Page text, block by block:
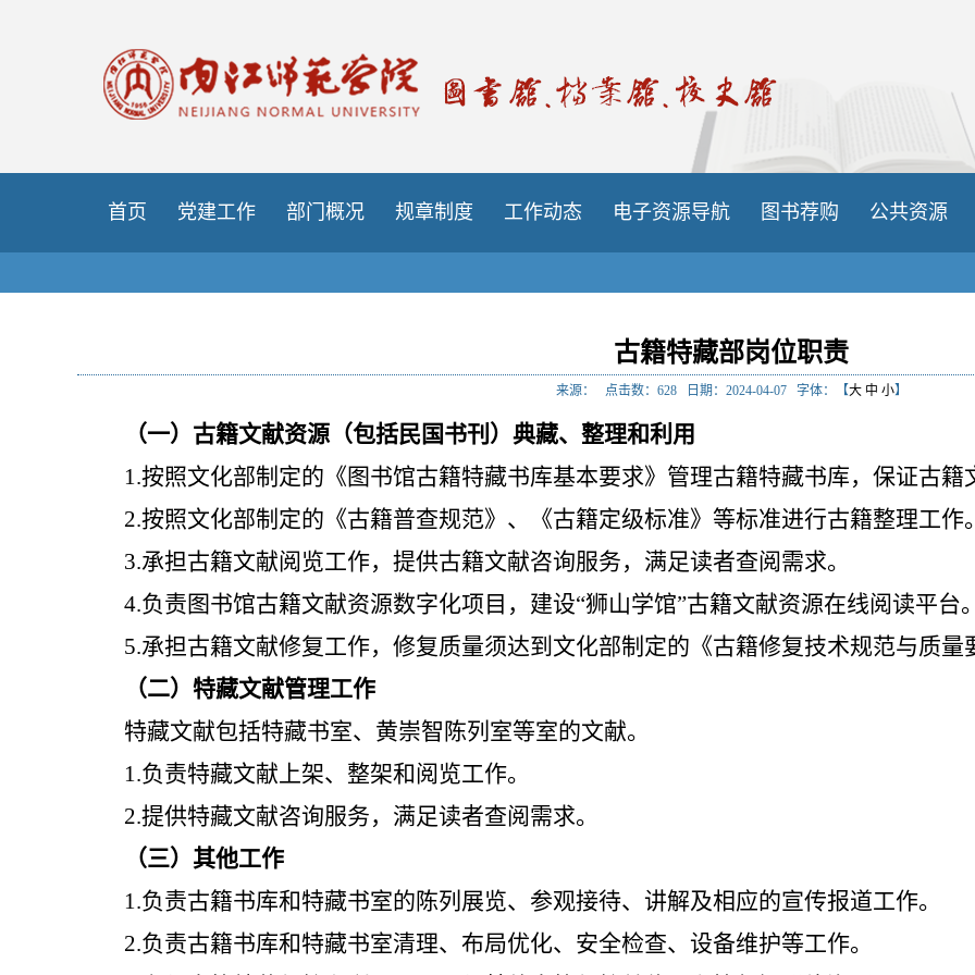
首页 党建工作 部门概况 规章制度 工作动态 电子资源导航 图书荐购 公共资源
古籍特藏部岗位职责
来源： 点击数： 628 日期：2024-04-07 字体：【大 中 小】
（一） 古籍文献资源（包括民国书刊）典藏、整理和利用
1.按照文化部制定的《图书馆古籍特藏书库基本要求》管理古籍特藏书库，保证古籍
2.按照文化部制定的《古籍普查规范》、《古籍定级标准》等标准进行古籍整理工作。
3.承担古籍文献阅览工作，提供古籍文献咨询服务，满足读者查阅需求。
4.负责图书馆古籍文献资源数字化项目，建设“狮山学馆”古籍文献资源在线阅读平台。
5.承担古籍文献修复工作，修复质量须达到文化部制定的《古籍修复技术规范与质量
（二） 特藏文献管理工作
特藏文献包括特藏书室、黄崇智陈列室等室的文献。
1.负责特藏文献上架、整架和阅览工作。
2.提供特藏文献咨询服务，满足读者查阅需求。
（三） 其他工作
1.负责古籍书库和特藏书室的陈列展览、参观接待、讲解及相应的宣传报道工作。
2.负责古籍书库和特藏书室清理、布局优化、安全检查、设备维护等工作。